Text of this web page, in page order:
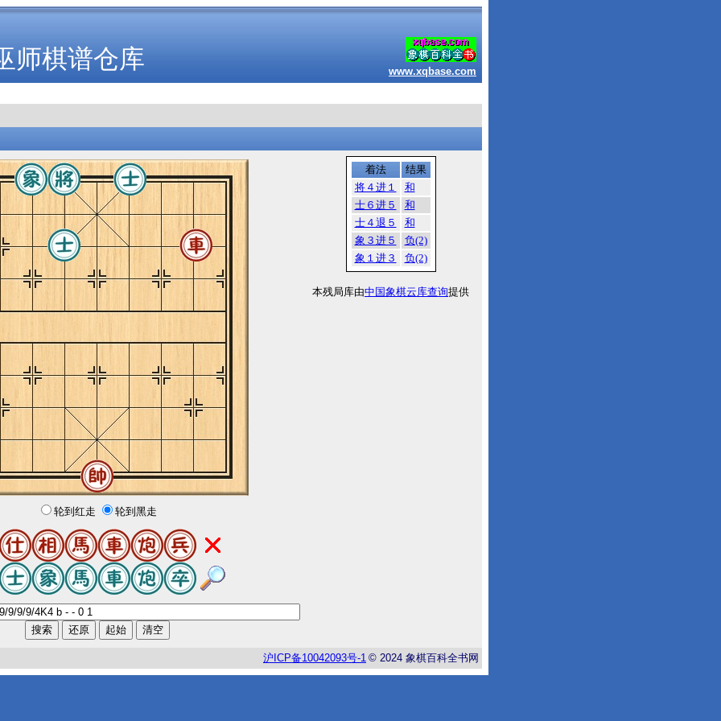
师棋谱仓库 www.xqbase.com
轮到红走 轮到黑走
着法
结果
将４进１
和
士６进５
和
士４退５
和
象３进５
负(2)
象１进３
负(2)
本残局库由中国象棋云库查询提供
沪 ICP备10042093号-1 © 2024 象棋百科全书网